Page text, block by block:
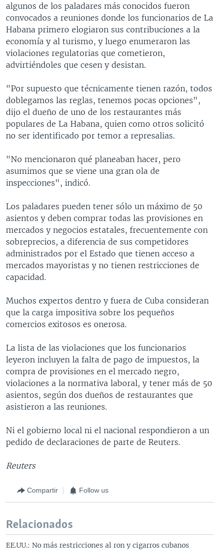
algunos de los paladares más conocidos fueron
convocados a reuniones donde los funcionarios de La
Habana primero elogiaron sus contribuciones a la
economía y al turismo, y luego enumeraron las
violaciones regulatorias que cometieron,
advirtiéndoles que cesen y desistan.
"Por supuesto que técnicamente tienen razón, todos
doblegamos las reglas, tenemos pocas opciones",
dijo el dueño de uno de los restaurantes más
populares de La Habana, quien como otros solicitó
no ser identificado por temor a represalias.
"No mencionaron qué planeaban hacer, pero
asumimos que se viene una gran ola de
inspecciones", indicó.
Los paladares pueden tener sólo un máximo de 50
asientos y deben comprar todas las provisiones en
mercados y negocios estatales, frecuentemente con
sobreprecios, a diferencia de sus competidores
administrados por el Estado que tienen acceso a
mercados mayoristas y no tienen restricciones de
capacidad.
Muchos expertos dentro y fuera de Cuba consideran
que la carga impositiva sobre los pequeños
comercios exitosos es onerosa.
La lista de las violaciones que los funcionarios
leyeron incluyen la falta de pago de impuestos, la
compra de provisiones en el mercado negro,
violaciones a la normativa laboral, y tener más de 50
asientos, según dos dueños de restaurantes que
asistieron a las reuniones.
Ni el gobierno local ni el nacional respondieron a un
pedido de declaraciones de parte de Reuters.
Reuters
Compartir Follow us
Relacionados
EE.UU.: No más restricciones al ron y cigarros cubanos